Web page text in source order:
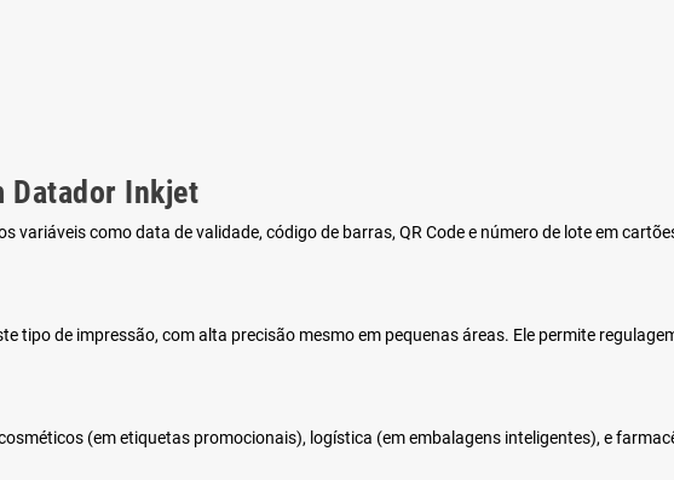
Datador Inkjet
variáveis como data de validade, código de barras, QR Code e número de lote em
tipo de impressão, com alta precisão mesmo em pequenas áreas. Ele permite
(em etiquetas promocionais), logística (em embalagens inteligentes), e